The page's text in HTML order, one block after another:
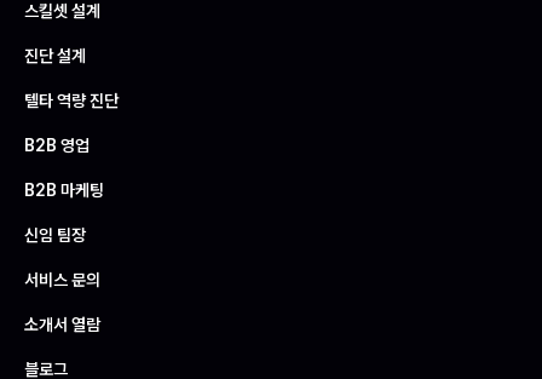
스킬셋 설계
진단 설계
텔타 역량 진단
B2B 영업
B2B 마케팅
신임 팀장
서비스 문의
소개서 열람
블로그